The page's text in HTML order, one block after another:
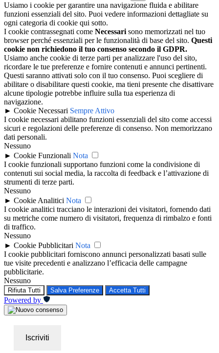
Usiamo i cookie per garantire una navigazione fluida e abilitare
funzioni essenziali del sito. Puoi vedere informazioni dettagliate su
ogni categoria di cookie qui sotto.
I cookie contrassegnati come Necessari sono memorizzati nel tuo
browser perché essenziali per le funzionalità di base del sito. Questi
cookie non richiedono il tuo consenso secondo il GDPR.
Usiamo anche cookie di terze parti per analizzare l'uso del sito,
ricordare le tue preferenze e fornire contenuti e annunci pertinenti.
Questi saranno attivati solo con il tuo consenso. Puoi scegliere di
abilitare o disabilitare questi cookie, ma tieni presente che disattivare
alcune tipologie potrebbe influire sulla tua esperienza di
navigazione.
► Cookie Necessari Sempre Attivo
I cookie necessari abilitano funzioni essenziali del sito come accessi
sicuri e regolazioni delle preferenze di consenso. Non memorizzano
dati personali.
Nessuno
► Cookie Funzionali Nota
I cookie funzionali supportano funzioni come la condivisione di
contenuti sui social media, la raccolta di feedback e l’attivazione di
strumenti di terze parti.
Nessuno
► Cookie Analitici Nota
I cookie analitici tracciano le interazioni dei visitatori, fornendo dati
su metriche come numero di visitatori, frequenza di rimbalzo e fonti
di traffico.
Nessuno
► Cookie Pubblicitari Nota
I cookie pubblicitari forniscono annunci personalizzati basati sulle
tue visite precedenti e analizzano l’efficacia delle campagne
pubblicitarie.
Nessuno
Rifiuta Tutti Salva Preferenze Accetta Tutti
Powered by
Iscriviti